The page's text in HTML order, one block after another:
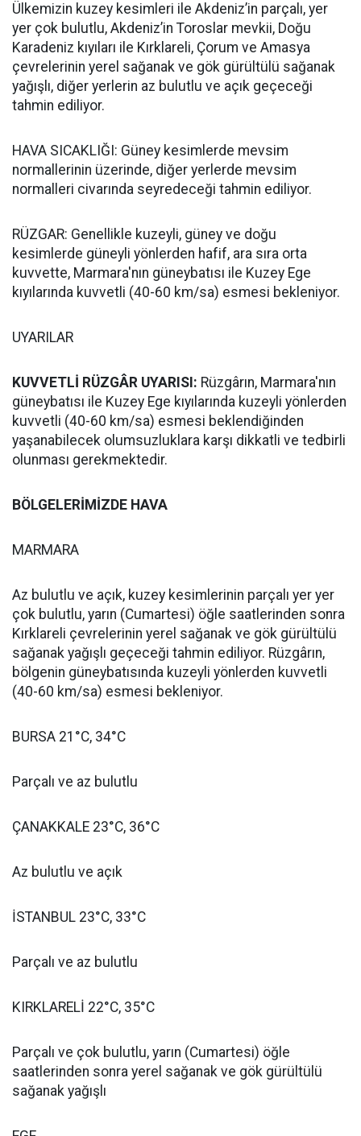
Ülkemizin kuzey kesimleri ile Akdeniz’in parçalı, yer
yer çok bulutlu, Akdeniz’in Toroslar mevkii, Doğu
Karadeniz kıyıları ile Kırklareli, Çorum ve Amasya
çevrelerinin yerel sağanak ve gök gürültülü sağanak
yağışlı, diğer yerlerin az bulutlu ve açık geçeceği
tahmin ediliyor.
HAVA SICAKLIĞI: Güney kesimlerde mevsim
normallerinin üzerinde, diğer yerlerde mevsim
normalleri civarında seyredeceği tahmin ediliyor.
RÜZGAR: Genellikle kuzeyli, güney ve doğu
kesimlerde güneyli yönlerden hafif, ara sıra orta
kuvvette, Marmara'nın güneybatısı ile Kuzey Ege
kıyılarında kuvvetli (40-60 km/sa) esmesi bekleniyor.
UYARILAR
KUVVETLİ RÜZGÂR UYARISI: Rüzgârın, Marmara'nın
güneybatısı ile Kuzey Ege kıyılarında kuzeyli yönlerden
kuvvetli (40-60 km/sa) esmesi beklendiğinden
yaşanabilecek olumsuzluklara karşı dikkatli ve tedbirli
olunması gerekmektedir.
BÖLGELERİMİZDE HAVA
MARMARA
Az bulutlu ve açık, kuzey kesimlerinin parçalı yer yer
çok bulutlu, yarın (Cumartesi) öğle saatlerinden sonra
Kırklareli çevrelerinin yerel sağanak ve gök gürültülü
sağanak yağışlı geçeceği tahmin ediliyor. Rüzgârın,
bölgenin güneybatısında kuzeyli yönlerden kuvvetli
(40-60 km/sa) esmesi bekleniyor.
BURSA 21°C, 34°C
Parçalı ve az bulutlu
ÇANAKKALE 23°C, 36°C
Az bulutlu ve açık
İSTANBUL 23°C, 33°C
Parçalı ve az bulutlu
KIRKLARELİ 22°C, 35°C
Parçalı ve çok bulutlu, yarın (Cumartesi) öğle
saatlerinden sonra yerel sağanak ve gök gürültülü
sağanak yağışlı